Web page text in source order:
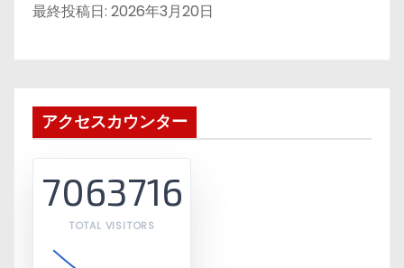
最終投稿日: 2026年3月20日
アクセスカウンター
7063716
TOTAL VISITORS